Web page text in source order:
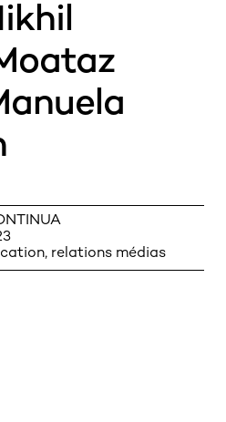
relations médias
NOTICE